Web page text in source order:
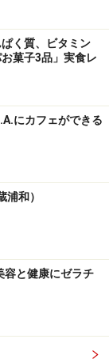
く質、ビタミン
菓子3品」実食レ
にカフェができる
和）
と健康にゼラチ